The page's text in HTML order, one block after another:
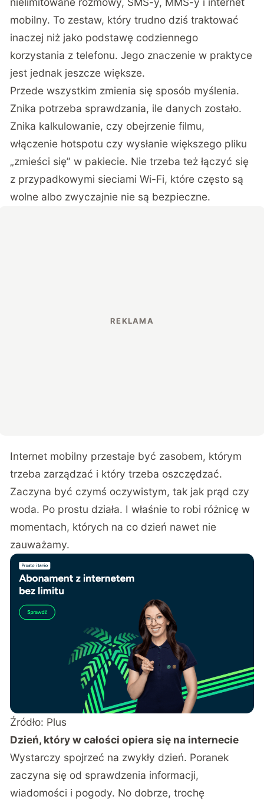
mobilny. To zestaw, który trudno dziś traktować
inaczej niż jako podstawę codziennego
korzystania z telefonu. Jego znaczenie w praktyce
jest jednak jeszcze większe.
Przede wszystkim zmienia się sposób myślenia.
Znika potrzeba sprawdzania, ile danych zostało.
Znika kalkulowanie, czy obejrzenie filmu,
włączenie hotspotu czy wysłanie większego pliku
„zmieści się” w pakiecie. Nie trzeba też łączyć się
z przypadkowymi sieciami Wi-Fi, które często są
wolne albo zwyczajnie nie są bezpieczne.
Internet mobilny przestaje być zasobem, którym
trzeba zarządzać i który trzeba oszczędzać.
Zaczyna być czymś oczywistym, tak jak prąd czy
woda. Po prostu działa. I właśnie to robi różnicę w
momentach, których na co dzień nawet nie
zauważamy.
Źródło: Plus
Dzień, który w całości opiera się na internecie
Wystarczy spojrzeć na zwykły dzień. Poranek
zaczyna się od sprawdzenia informacji,
wiadomości i pogody. No dobrze, trochę